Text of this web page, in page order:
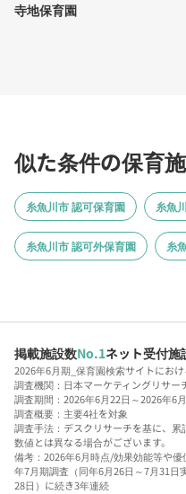
寺地保育園
似た条件の保育
糸魚川市 認可保育園 糸魚
糸魚川市 認可外保育園 糸
掲載施設数No.1ネット受付施
2026年6月期_保育園検索サイトにお
調査機関：日本マーケティングリサー
調査期間：2026年6月22日～2026年6
調査概要：主要4社を対象
調査手法：デスクリサーチを基に、
数値とは異なる場合がございます。
備考：2026年6月時点/効果効能等や
年7月期調査（同年6月26日～7月31日
28日）に続き3年連続